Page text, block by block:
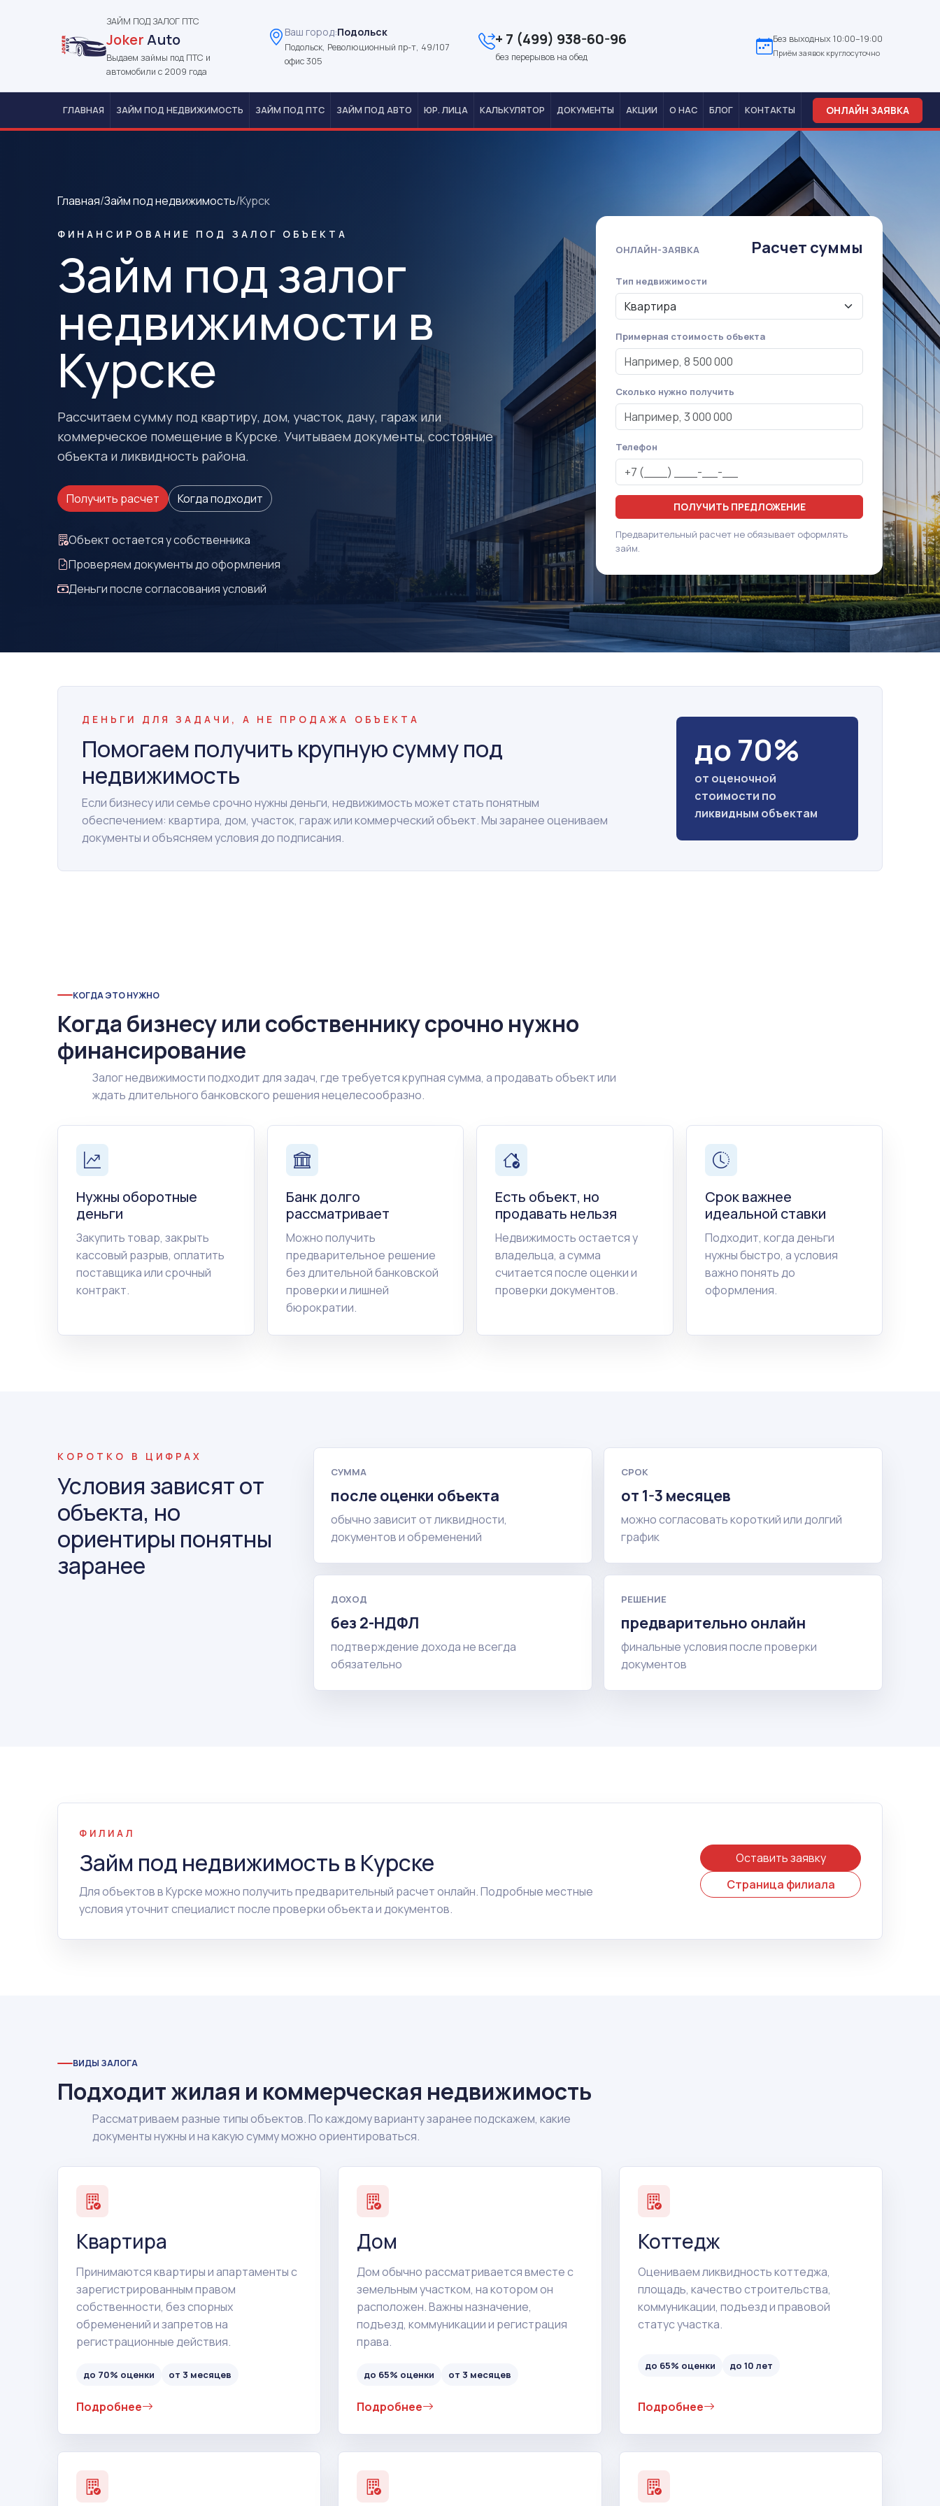
ЗАЙМ ПОД ЗАЛОГ ПТС
JokerAuto
Выдаем займы под ПТС и
автомобили с 2009 года
Ваш город:Подольск
Подольск, Революционный пр-т, 49/107
офис 305
+ 7 (499) 938-60-96
без перерывов на обед
Без выходных 10:00–19:00
Приём заявок круглосуточно
ГЛАВНАЯ ЗАЙМ ПОД НЕДВИЖИМОСТЬ ЗАЙМ ПОД ПТС ЗАЙМ ПОД АВТО ЮР. ЛИЦА КАЛЬКУЛЯТОР ДОКУМЕНТЫ АКЦИИ О НАС БЛОГ КОНТАКТЫ ОНЛАЙН ЗАЯВКА
Главная/Займ под недвижимость/Курск
ФИНАНСИРОВАНИЕ ПОД ЗАЛОГ ОБЪЕКТА
Займ под залог
недвижимости в
Курске
Рассчитаем сумму под квартиру, дом, участок, дачу, гараж или
коммерческое помещение в Курске. Учитываем документы, состояние
объекта и ликвидность района.
Получить расчет Когда подходит
Объект остается у собственника
Проверяем документы до оформления
Деньги после согласования условий
ОНЛАЙН-ЗАЯВКА Расчет суммы
Тип недвижимости
Примерная стоимость объекта
Сколько нужно получить
Телефон
ПОЛУЧИТЬ ПРЕДЛОЖЕНИЕ
Предварительный расчет не обязывает оформлять
займ.
ДЕНЬГИ ДЛЯ ЗАДАЧИ, А НЕ ПРОДАЖА ОБЪЕКТА
Помогаем получить крупную сумму под
недвижимость
Если бизнесу или семье срочно нужны деньги, недвижимость может стать понятным
обеспечением: квартира, дом, участок, гараж или коммерческий объект. Мы заранее оцениваем
документы и объясняем условия до подписания.
до 70%
от оценочной
стоимости по
ликвидным объектам
КОГДА ЭТО НУЖНО
Когда бизнесу или собственнику срочно нужно
финансирование
Залог недвижимости подходит для задач, где требуется крупная сумма, а продавать объект или
ждать длительного банковского решения нецелесообразно.
Нужны оборотные
деньги
Закупить товар, закрыть
кассовый разрыв, оплатить
поставщика или срочный
контракт.
Банк долго
рассматривает
Можно получить
предварительное решение
без длительной банковской
проверки и лишней
бюрократии.
Есть объект, но
продавать нельзя
Недвижимость остается у
владельца, а сумма
считается после оценки и
проверки документов.
Срок важнее
идеальной ставки
Подходит, когда деньги
нужны быстро, а условия
важно понять до
оформления.
КОРОТКО В ЦИФРАХ
Условия зависят от
объекта, но
ориентиры понятны
заранее
СУММА
после оценки объекта
обычно зависит от ликвидности,
документов и обременений
СРОК
от 1-3 месяцев
можно согласовать короткий или долгий
график
ДОХОД
без 2-НДФЛ
подтверждение дохода не всегда
обязательно
РЕШЕНИЕ
предварительно онлайн
финальные условия после проверки
документов
ФИЛИАЛ
Займ под недвижимость в Курске
Для объектов в Курске можно получить предварительный расчет онлайн. Подробные местные
условия уточнит специалист после проверки объекта и документов.
Оставить заявку
Страница филиала
ВИДЫ ЗАЛОГА
Подходит жилая и коммерческая недвижимость
Рассматриваем разные типы объектов. По каждому варианту заранее подскажем, какие
документы нужны и на какую сумму можно ориентироваться.
Квартира
Принимаются квартиры и апартаменты с
зарегистрированным правом
собственности, без спорных
обременений и запретов на
регистрационные действия.
до 70% оценки от 3 месяцев
Подробнее
Дом
Дом обычно рассматривается вместе с
земельным участком, на котором он
расположен. Важны назначение,
подъезд, коммуникации и регистрация
права.
до 65% оценки от 3 месяцев
Подробнее
Коттедж
Оцениваем ликвидность коттеджа,
площадь, качество строительства,
коммуникации, подъезд и правовой
статус участка.
до 65% оценки до 10 лет
Подробнее